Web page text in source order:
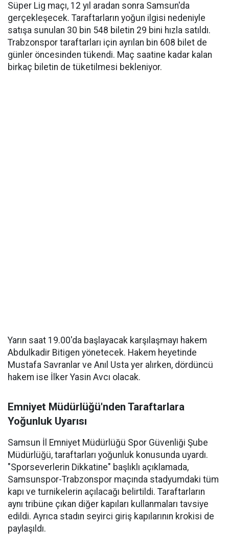
Süper Lig maçı, 12 yıl aradan sonra Samsun'da
gerçekleşecek. Taraftarların yoğun ilgisi nedeniyle
satışa sunulan 30 bin 548 biletin 29 bini hızla satıldı.
Trabzonspor taraftarları için ayrılan bin 608 bilet de
günler öncesinden tükendi. Maç saatine kadar kalan
birkaç biletin de tüketilmesi bekleniyor.
Yarın saat 19.00'da başlayacak karşılaşmayı hakem
Abdulkadir Bitigen yönetecek. Hakem heyetinde
Mustafa Savranlar ve Anıl Usta yer alırken, dördüncü
hakem ise İlker Yasin Avcı olacak.
Emniyet Müdürlüğü'nden Taraftarlara
Yoğunluk Uyarısı
Samsun İl Emniyet Müdürlüğü Spor Güvenliği Şube
Müdürlüğü, taraftarları yoğunluk konusunda uyardı.
"Sporseverlerin Dikkatine" başlıklı açıklamada,
Samsunspor-Trabzonspor maçında stadyumdaki tüm
kapı ve turnikelerin açılacağı belirtildi. Taraftarların
aynı tribüne çıkan diğer kapıları kullanmaları tavsiye
edildi. Ayrıca stadın seyirci giriş kapılarının krokisi de
paylaşıldı.